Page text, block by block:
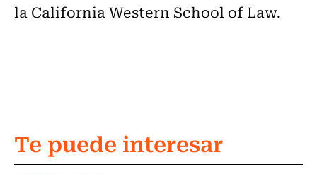
la California Western School of Law.
Te puede interesar